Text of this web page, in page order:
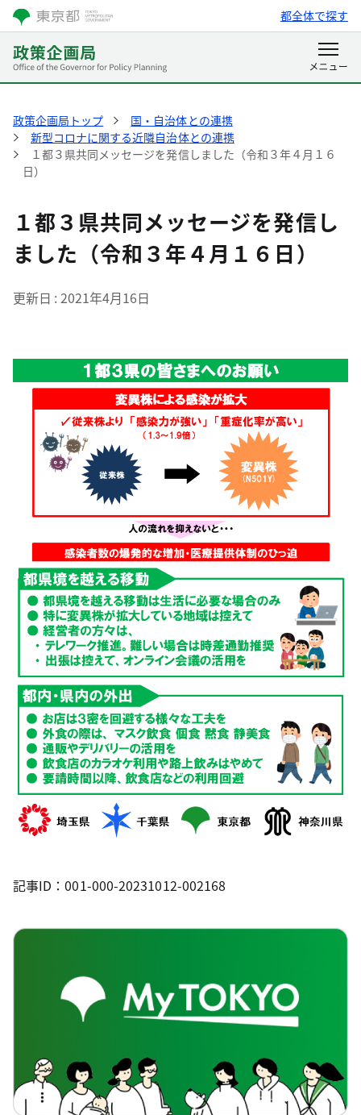
都全体で探す
政策企画局トップ
国・自治体との連携
新型コロナに関する近隣自治体との連携
１都３県共同メッセージを発信しました（令和３年４月１６
日）
１都３県共同メッセージを発信し
ました（令和３年４月１６日）
更新日 2021年4月16日
記事ID：001-000-20231012-002168